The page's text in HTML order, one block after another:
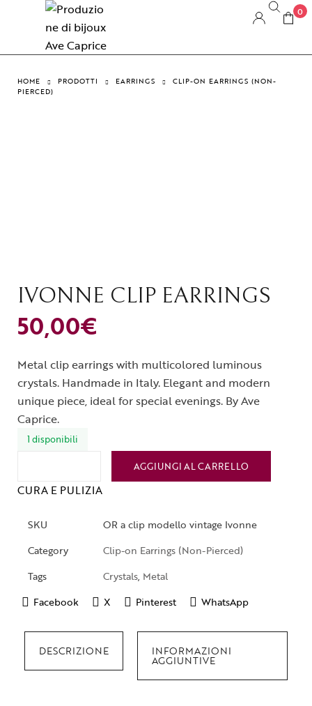
0
HOME PRODOTTI EARRINGS
CLIP-ON EARRINGS (NON-
PIERCED)
IVONNE CLIP EARRINGS
50,00€
Metal clip earrings with multicolored luminous
crystals. Handmade in Italy. Elegant and modern
unique piece, ideal for special evenings. By Ave
Caprice.
1 disponibili
AGGIUNGI AL CARRELLO
CURA E PULIZIA
SKU
OR a clip modello vintage Ivonne
Category
Clip-on Earrings (Non-Pierced)
Tags
Crystals, Metal
Facebook
X Pinterest WhatsApp
DESCRIZIONE INFORMAZIONI
AGGIUNTIVE